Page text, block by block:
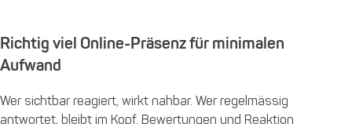
Richtig viel Online-Präsenz für minimalen
Aufwand
Wer sichtbar reagiert, wirkt nahbar. Wer regelmässig
antwortet, bleibt im Kopf. Bewertungen und Reaktion